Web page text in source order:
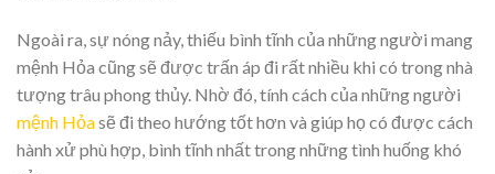
Ngoài ra, sự nóng nảy, thiếu bình tĩnh của những người mang
mệnh Hỏa cũng sẽ được trấn áp đi rất nhiều khi có trong nhà
tượng trâu phong thủy. Nhờ đó, tính cách của những người
mệnh Hỏasẽ đi theo hướng tốt hơn và giúp họ có được cách
hành xử phù hợp, bình tĩnh nhất trong những tình huống khó